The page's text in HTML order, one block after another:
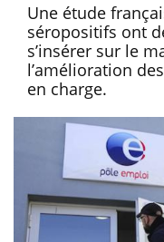
Une étude
séropositifs ont
s’insérer sur le
l’amélioration
en charge.